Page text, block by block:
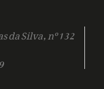
da Silva, nº 132